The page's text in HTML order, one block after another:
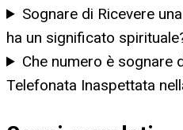
Sognare di Ricevere
ha un significato
Che numero è sognare
Telefonata Inaspettata